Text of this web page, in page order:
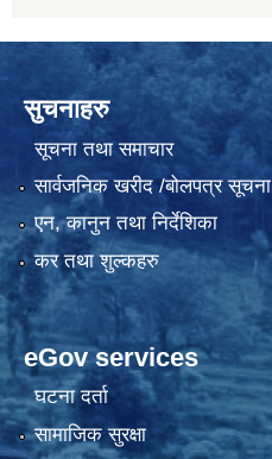
सुचनाहरु
सूचना तथा समाचार
सार्वजनिक खरीद /बोलपत्र सूचना
एन, कानुन तथा निर्देशिका
कर तथा शुल्कहरु
eGov services
घटना दर्ता
सामाजिक सुरक्षा